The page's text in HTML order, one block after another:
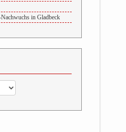
in Gladbeck